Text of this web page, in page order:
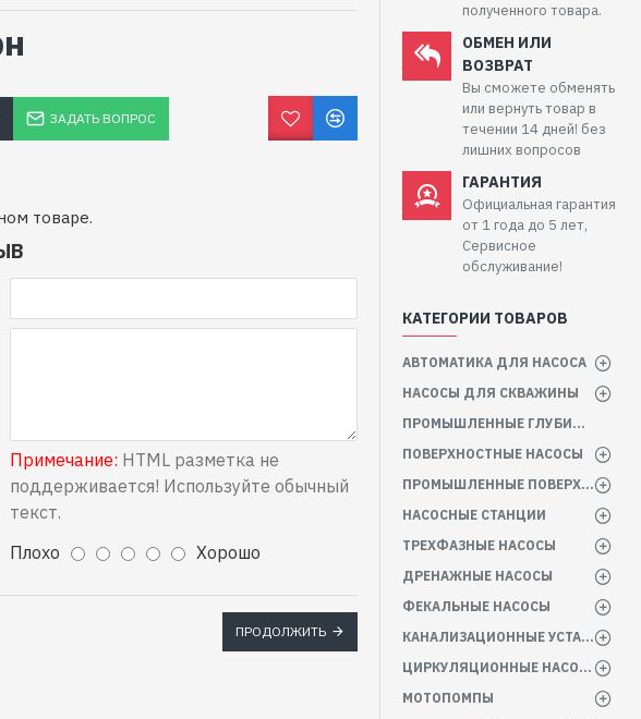
ЗАДАТЬ ВОПРОС
товаре.
Примечание: HTML разметка не
поддерживается! Используйте обычный
текст.
Плохо Хорошо
ПРОДОЛЖИТЬ
полученного товара.
ОБМЕН ИЛИ
ВОЗВРАТ
Вы сможете обменять
или вернуть товар в
течении 14 дней! без
лишних вопросов
ГАРАНТИЯ
Официальная гарантия
от 1 года до 5 лет,
Сервисное
обслуживание!
КАТЕГОРИИ ТОВАРОВ
АВТОМАТИКА ДЛЯ НАСОСА
НАСОСЫ ДЛЯ СКВАЖИНЫ
ПРОМЫШЛЕННЫЕ ГЛУБИННЫЕ НАСОСЫ
ПОВЕРХНОСТНЫЕ НАСОСЫ
ПРОМЫШЛЕННЫЕ ПОВЕРХНОСТНЫЕ НАСОСЫ
НАСОСНЫЕ СТАНЦИИ
ТРЕХФАЗНЫЕ НАСОСЫ
ДРЕНАЖНЫЕ НАСОСЫ
ФЕКАЛЬНЫЕ НАСОСЫ
КАНАЛИЗАЦИОННЫЕ УСТАНОВКИ
ЦИРКУЛЯЦИОННЫЕ НАСОСЫ
МОТОПОМПЫ